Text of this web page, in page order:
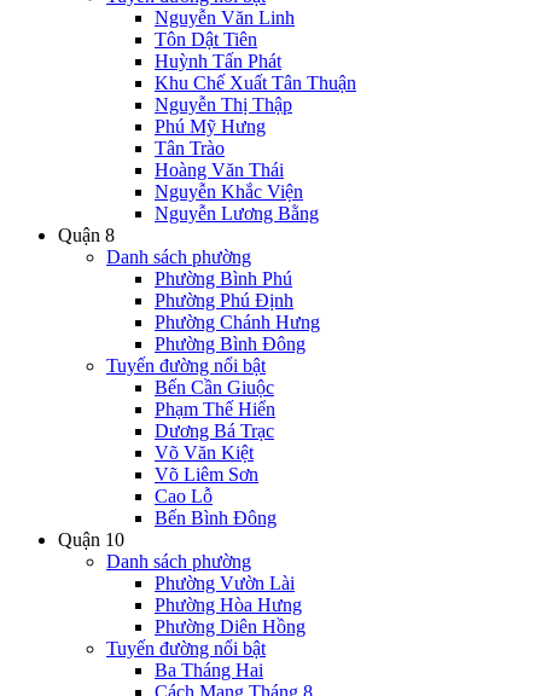
Nguyễn Văn Linh
Tôn Dật Tiên
Huỳnh Tấn Phát
Khu Chế Xuất Tân Thuận
Nguyễn Thị Thập
Phú Mỹ Hưng
Tân Trào
Hoàng Văn Thái
Nguyễn Khắc Viện
Nguyễn Lương Bằng
Quận 8
Danh sách phường
Phường Bình Phú
Phường Phú Định
Phường Chánh Hưng
Phường Bình Đông
Tuyến đường nổi bật
Bến Cần Giuộc
Phạm Thế Hiển
Dương Bá Trạc
Võ Văn Kiệt
Võ Liêm Sơn
Cao Lỗ
Bến Bình Đông
Quận 10
Danh sách phường
Phường Vườn Lài
Phường Hòa Hưng
Phường Diên Hồng
Tuyến đường nổi bật
Ba Tháng Hai
Cách Mạng Tháng 8